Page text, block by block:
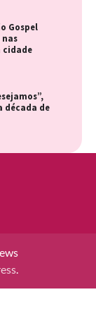
Gospel
nas
cidade
década de
.